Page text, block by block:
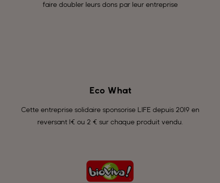
faire doubler leurs dons par leur entreprise
Eco What
Cette entreprise solidaire sponsorise LIFE depuis 2019 en
reversant 1€ ou 2 € sur chaque produit vendu.